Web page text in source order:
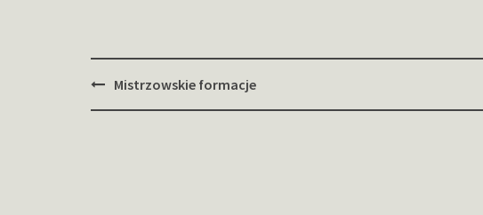
Zobacz
wpisy
Mistrzowskie formacje